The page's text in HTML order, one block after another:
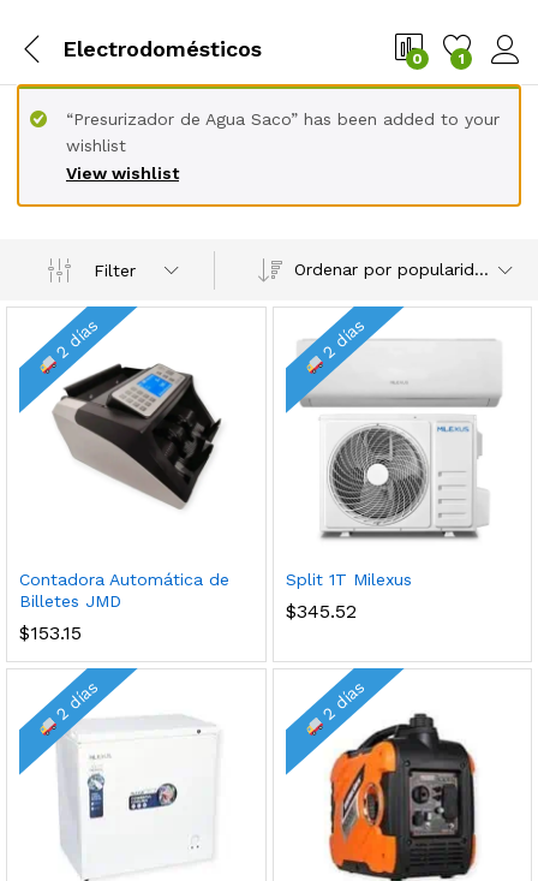
Electrodomésticos 0 1
View wishlist
“Presurizador de Agua Saco” has been added to your
wishlist
Filter Ordenar por popularidad
2 días
Contadora Automática de
Billetes JMD
$153.15
2 días
Split 1T Milexus
$345.52
2 días 2 días